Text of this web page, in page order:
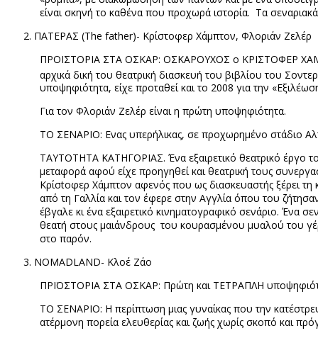
είναι σκηνή το καθένα που προχωρά ιστορία. Τα
ΠΑΤΕΡΑΣ (The father)- Κρίστοφερ Χάμπτον, Φλοριάν Ζελέρ
ΠΡΟΪΣΤΟΡΙΑ ΣΤΑ ΟΣΚΑΡ: ΟΣΚΑΡΟΥΧΟΣ ο ΚΡΙΣΤΟΦΕΡ
αρχικά δική του θεατρική διασκευή του βιβλίου του
υποψηφιότητα, είχε προταθεί και το 2008 για την
Για τον Φλοριάν Ζελέρ είναι η πρώτη υποψηφιότητα.
ΤΟ ΣΕΝΑΡΙΟ: Ενας υπερήλικας, σε προχωρημένο στάδιο
ΤΑΥΤΟΤΗΤΑ ΚΑΤΗΓΟΡΙΑΣ. Ένα εξαιρετικό θεατρικό έργο
μεταφορά αφού είχε προηγηθεί και θεατρική τους
Κρίσtοφερ Χάμπτον αφενός που ως διασκευαστής ξέρει
από τη Γαλλία και τον έφερε στην Αγγλία όπου του
έβγαλε κι ένα εξαιρετικό κινηματογραφικό σενάριο. Ένα
θεατή στους μαιάνδρους του κουρασμένου μυαλού του
στο παρόν.
NOMADLAND- Κλοέ Ζάο
ΠΡΪΟΣΤΟΡΙΑ ΣΤΑ ΟΣΚΑΡ: Πρώτη και ΤΕΤΡΑΠΛΗ
ΤΟ ΣΕΝΑΡΙΟ: H περίπτωση μιας γυναίκας που την
ατέρμονη πορεία ελευθερίας και ζωής χωρίς σκοπό και